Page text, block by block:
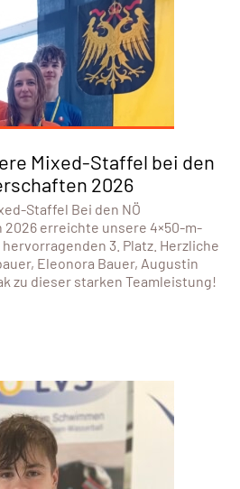
Mixed-Staffel bei den
2026
Staffel Bei den NÖ
erreichte unsere 4×50-m-
3. Platz. Herzliche
Eleonora Bauer, Augustin
zu dieser starken Teamleistung!